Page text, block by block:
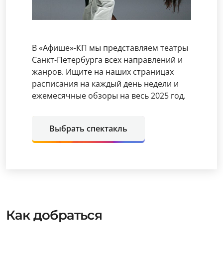
В «Афише»-КП мы представляем театры
Санкт-Петербурга всех направлений и
жанров. Ищите на наших страницах
расписания на каждый день недели и
ежемесячные обзоры на весь 2025 год.
Выбрать спектакль
Как добраться